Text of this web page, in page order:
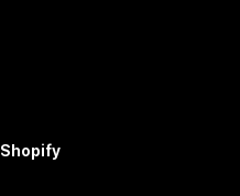
Shopify